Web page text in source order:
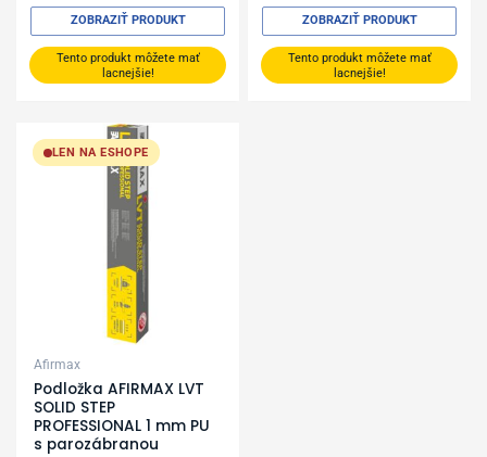
Tento produkt môžete mať
lacnejšie!
ZOBRAZIŤ PRODUKT
Tento produkt môžete mať
lacnejšie!
ZOBRAZIŤ PRODUKT
LEN NA ESHOPE
Afirmax
Podložka AFIRMAX LVT
SOLID STEP
PROFESSIONAL 1 mm PU
s parozábranou